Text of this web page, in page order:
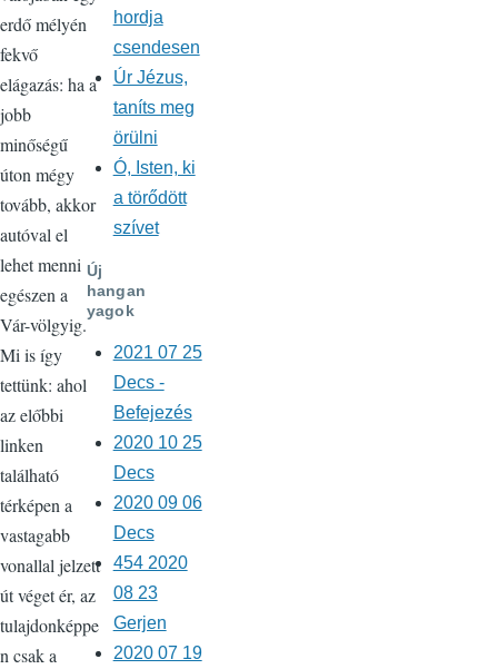
erdő mélyén
fekvő
elágazás: ha a
jobb
minőségű
úton mégy
tovább, akkor
autóval el
lehet menni
egészen a
Vár-völgyig.
Mi is így
tettünk: ahol
az előbbi
linken
található
térképen a
vastagabb
vonallal jelzett
út véget ér, az
tulajdonképpe
n csak a
hordja
csendesen
Úr Jézus,
taníts meg
örülni
Ó, Isten, ki
a törődött
szívet
Új
hangan
yagok
2021 07 25
Decs -
Befejezés
2020 10 25
Decs
2020 09 06
Decs
454 2020
08 23
Gerjen
2020 07 19